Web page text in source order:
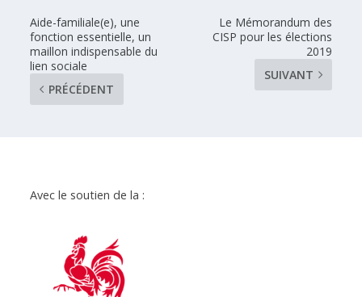
Aide-familiale(e), une
fonction essentielle, un
maillon indispensable du
lien sociale
PRÉCÉDENT
Le Mémorandum des
CISP pour les élections
2019
SUIVANT
Avec le soutien de la :